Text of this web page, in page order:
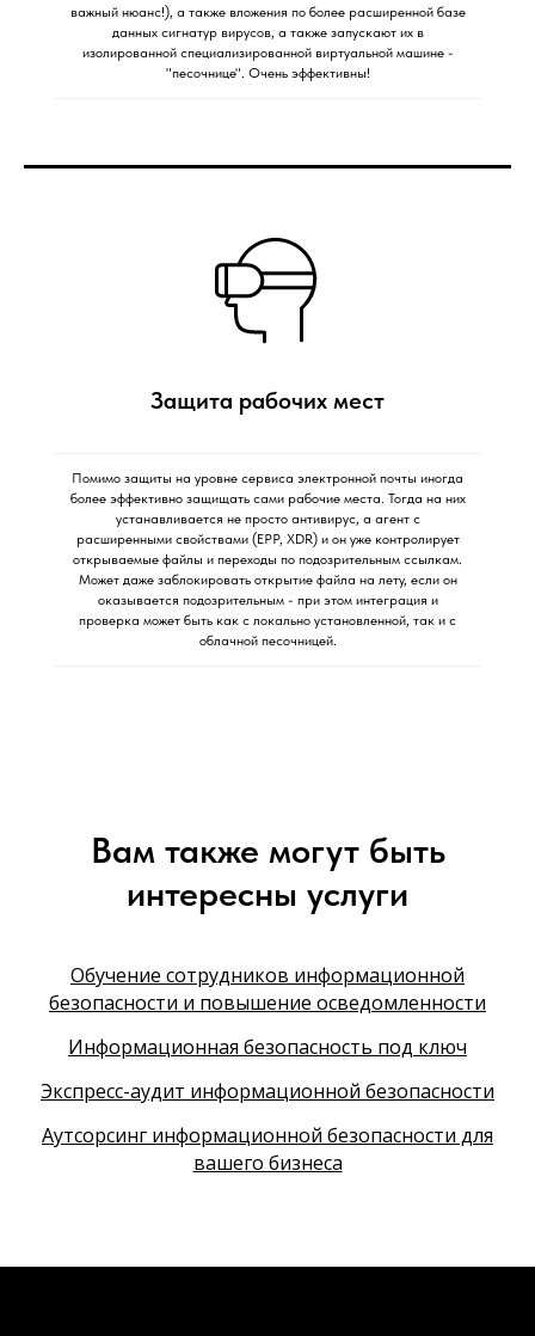
важный нюанс!), а также вложения по более расширенной базе
данных сигнатур вирусов, а также запускают их в
изолированной специализированной виртуальной машине -
"песочнице". Очень эффективны!
Защита рабочих мест
Помимо защиты на уровне сервиса электронной почты иногда
более эффективно защищать сами рабочие места. Тогда на них
устанавливается не просто антивирус, а агент с
расширенными свойствами (EPP, XDR) и он уже контролирует
открываемые файлы и переходы по подозрительным ссылкам.
Может даже заблокировать открытие файла на лету, если он
оказывается подозрительным - при этом интеграция и
проверка может быть как с локально установленной, так и с
облачной песочницей.
Вам также могут быть
интересны услуги
Обучение сотрудников информационной
безопасности и повышение осведомленности
Информационная безопасность под ключ
Экспресс-аудит информационной безопасности
Аутсорсинг информационной безопасности для
вашего бизнеса